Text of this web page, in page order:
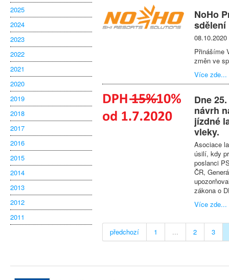
2025
2024
2023
2022
2021
2020
2019
2018
2017
2016
2015
2014
2013
2012
2011
NoHo
sdělení
08.10.2020
Přinášíme
změn ve
Více zde...
Dne
návrh
jízdné
vleky.
Asociace
úsilí, kdy
poslanci
ČR,
zákona o
Více zde...
předchozí 1 ... 2 3